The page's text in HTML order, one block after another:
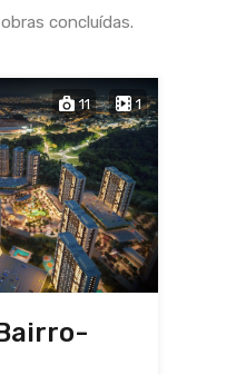
concluídas.
11 1